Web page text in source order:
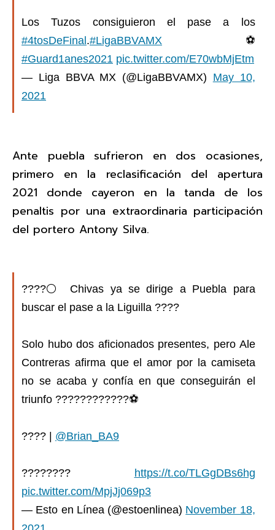
Los Tuzos consiguieron el pase a los
#4tosDeFinal .#LigaBBVAMX ⚽
#Guard1anes2021 pic.twitter.com/E70wbMjEtm
— Liga BBVA MX (@LigaBBVAMX) May 10,
2021
Ante puebla sufrieron en dos ocasiones,
primero en la reclasificación del apertura
2021 donde cayeron en la tanda de los
penaltis por una extraordinaria participación
del portero Antony Silva.
????⚪️ Chivas ya se dirige a Puebla para
buscar el pase a la Liguilla ????
Solo hubo dos aficionados presentes, pero Ale
Contreras afirma que el amor por la camiseta
no se acaba y confía en que conseguirán el
triunfo ????️????????⚽️
???? | @Brian_BA9
????????
https://t.co/TLGgDBs6hg
pic.twitter.com/MpjJj069p3
— Esto en Línea (@estoenlinea) November 18,